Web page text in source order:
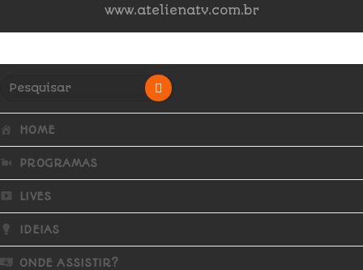
www.atelienatv.com.br
HOME
PROGRAMAS
LIVES
IDEIAS
ONDE ASSISTIR?